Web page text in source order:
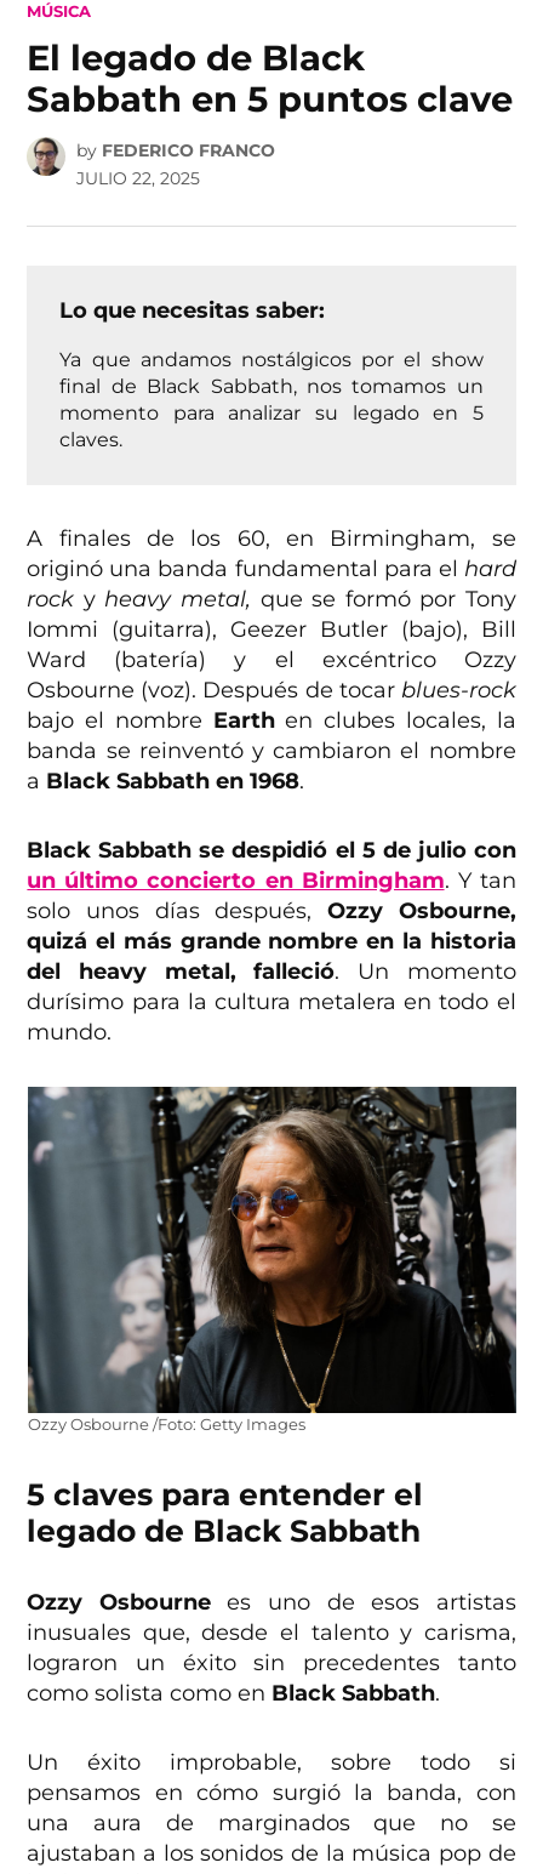
POSTED
MÚSICA
El legado de Black
Sabbath en 5 puntos clave
by FEDERICO FRANCO
JULIO 22, 2025
Lo que necesitas saber:
Ya que andamos nostálgicos por el show
final de Black Sabbath, nos tomamos un
momento para analizar su legado en 5
claves.
A finales de los 60, en Birmingham, se
originó una banda fundamental para el hard
rock y heavy metal, que se formó por Tony
Iommi (guitarra), Geezer Butler (bajo), Bill
Ward (batería) y el excéntrico Ozzy
Osbourne (voz). Después de tocar blues-rock
bajo el nombre Earthen clubes locales, la
banda se reinventó y cambiaron el nombre
a Black Sabbath en 1968.
Black Sabbath se despidió el 5 de julio con
un último concierto en Birmingham. Y tan
solo unos días después, Ozzy Osbourne,
quizá el más grande nombre en la historia
del heavy metal, falleció. Un momento
durísimo para la cultura metalera en todo el
mundo.
Ozzy Osbourne /Foto: Getty Images
5 claves para entender el
legado de Black Sabbath
Ozzy Osbournees uno de esos artistas
inusuales que, desde el talento y carisma,
lograron un éxito sin precedentes tanto
como solista como en Black Sabbath.
Un éxito improbable, sobre todo si
pensamos en cómo surgió la banda, con
una aura de marginados que no se
ajustaban a los sonidos de la música pop de